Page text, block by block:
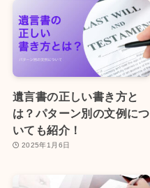
遺言書の正しい書き方と
は？パターン別の文例につ
いても紹介！
2025年1月6日